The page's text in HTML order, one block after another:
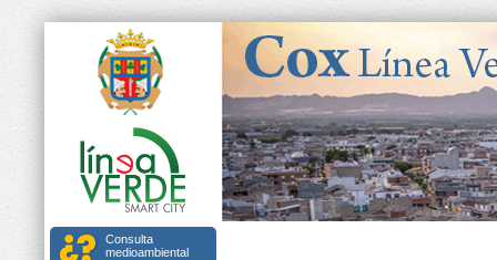
Consulta
medioambiental